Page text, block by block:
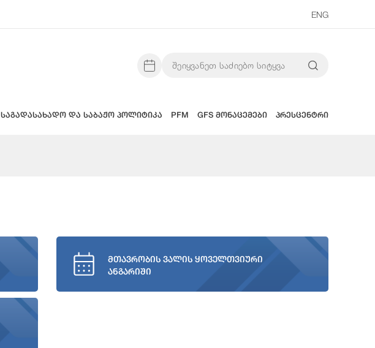
ENG
საგადასახადო და საბაჟო პოლიტიკა PFM GFS მონაცემები პრესცენტრი
მთავრობის ვალის ყოველთვიური
ანგარიში